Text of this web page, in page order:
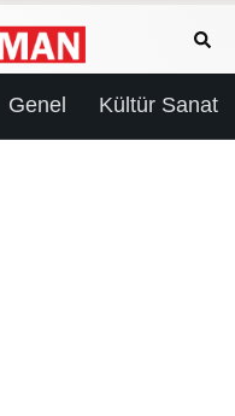
Genel Kültür Sanat